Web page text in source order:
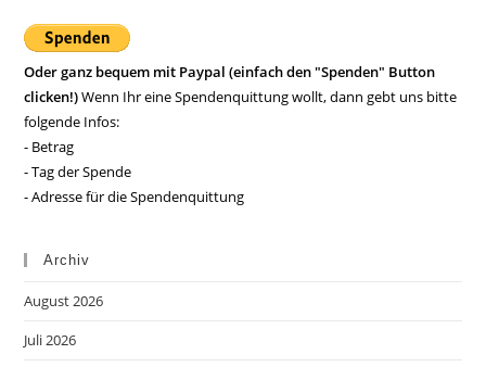
Oder ganz bequem mit Paypal (einfach den "Spenden" Button
clicken!)Wenn Ihr eine Spendenquittung wollt, dann gebt uns bitte
folgende Infos:
- Betrag
- Tag der Spende
- Adresse für die Spendenquittung
Archiv
August 2026
Juli 2026